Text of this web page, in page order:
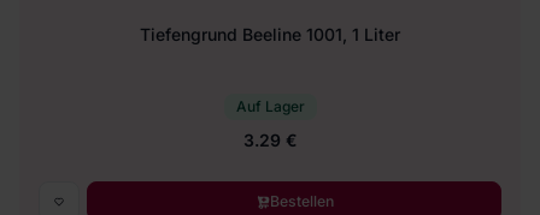
Tiefengrund Beeline 1001, 1 Liter
Auf Lager
3.29 €
Bestellen